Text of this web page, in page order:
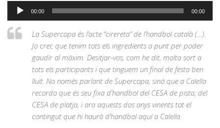
Reproductor
00:00 00:00
La Supercopa és l’acte “cirereta” de l’handbol català (…).
Jo crec que tenim tots els ingredients a punt per poder
gaudir al màxim. Desitjar-vos, com he dit, molta sort a
tots els participants i que tinguem un final de festa ben
lluït. No només parlant de Supercopa, sinó que a Calella
recordo que és seu fixa d’handbol del CESA de pista, del
CESA de platja, i ara aquests dos anys vinents tot el
contingut que hi haurà d’handbol aquí a Calella.